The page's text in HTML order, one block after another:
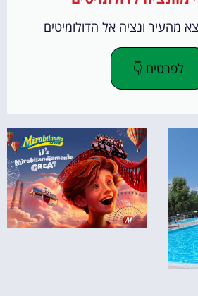
מהעיר ונציה אל הדולומיטים
לפרטים 👇